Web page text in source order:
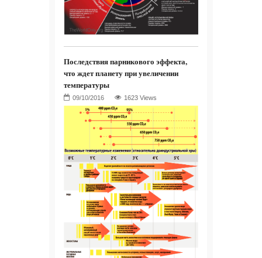
Последствия парникового эффекта,
что ждет планету при увеличении
температуры
1623 Views